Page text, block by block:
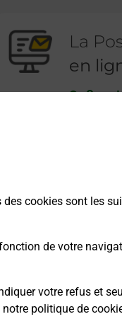
cookies sont les
de votre
votre refus et
notre politique de
La
en